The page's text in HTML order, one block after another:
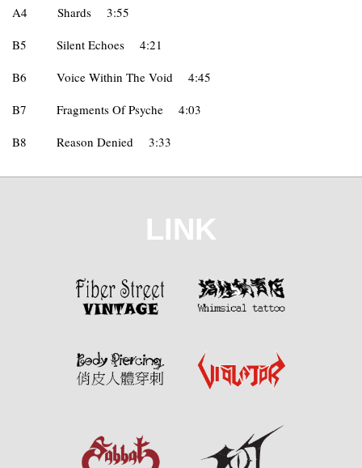
A4
Shards
3:55
B5
Silent Echoes
4:21
B6
Voice Within The Void
4:45
B7
Fragments Of Psyche
4:03
B8
Reason Denied 3:33
LINK